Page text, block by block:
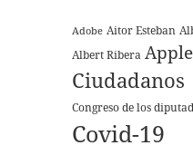
Adobe Aitor Esteban
Albert Ribera Apple
Ciudadanos
Congreso de los
Covid-19